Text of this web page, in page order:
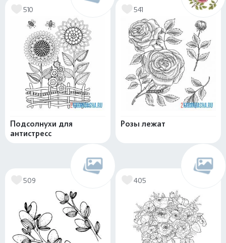
510
Подсолнухи для
антистресс
541
Розы лежат
509 405